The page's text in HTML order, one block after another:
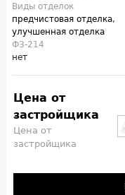
Виды отделок
предчистовая отделка,
улучшенная отделка
ФЗ-214
нет
Цена от
застройщика
Цена от
застройщика